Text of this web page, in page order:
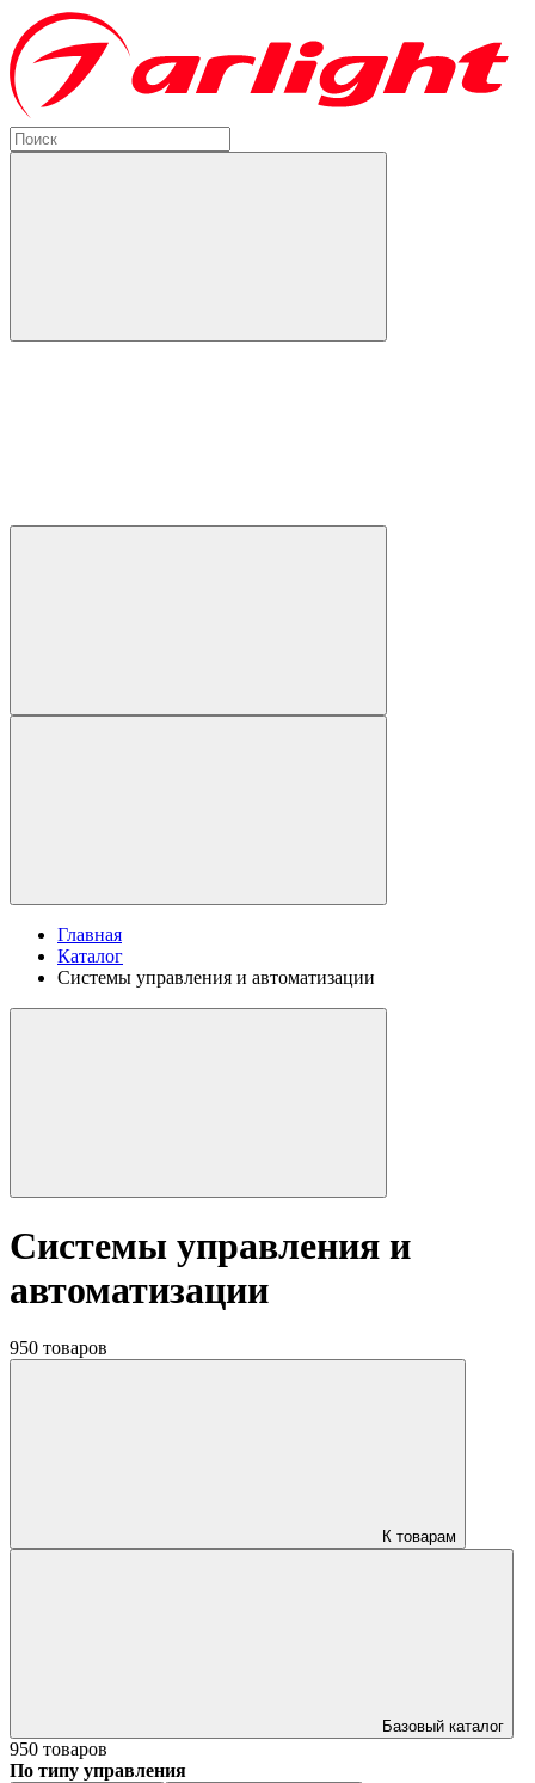
Главная
Каталог
Системы управления и автоматизации
Системы управления и
автоматизации
950 товаров
К товарам
Базовый каталог
950 товаров
По типу управления